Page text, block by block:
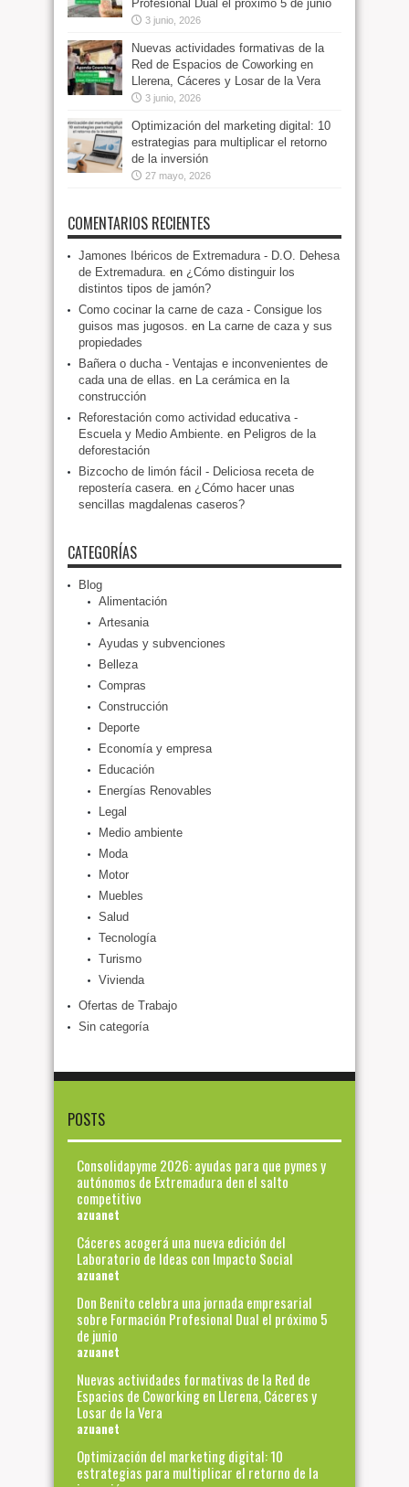
Profesional Dual el próximo 5 de junio
3 junio, 2026
Nuevas actividades formativas de la
Red de Espacios de Coworking en
Llerena, Cáceres y Losar de la Vera
3 junio, 2026
Optimización del marketing digital: 10
estrategias para multiplicar el retorno
de la inversión
27 mayo, 2026
COMENTARIOS RECIENTES
Jamones Ibéricos de Extremadura - D.O. Dehesa
de Extremadura. en ¿Cómo distinguir los
distintos tipos de jamón?
Como cocinar la carne de caza - Consigue los
guisos mas jugosos. en La carne de caza y sus
propiedades
Bañera o ducha - Ventajas e inconvenientes de
cada una de ellas. en La cerámica en la
construcción
Reforestación como actividad educativa -
Escuela y Medio Ambiente. en Peligros de la
deforestación
Bizcocho de limón fácil - Deliciosa receta de
repostería casera. en ¿Cómo hacer unas
sencillas magdalenas caseros?
CATEGORÍAS
Blog
Alimentación
Artesania
Ayudas y subvenciones
Belleza
Compras
Construcción
Deporte
Economía y empresa
Educación
Energías Renovables
Legal
Medio ambiente
Moda
Motor
Muebles
Salud
Tecnología
Turismo
Vivienda
Ofertas de Trabajo
Sin categoría
POSTS
Consolidapyme 2026: ayudas para que pymes y
autónomos de Extremadura den el salto
competitivo
azuanet
Cáceres acogerá una nueva edición del
Laboratorio de Ideas con Impacto Social
azuanet
Don Benito celebra una jornada empresarial
sobre Formación Profesional Dual el próximo 5
de junio
azuanet
Nuevas actividades formativas de la Red de
Espacios de Coworking en Llerena, Cáceres y
Losar de la Vera
azuanet
Optimización del marketing digital: 10
estrategias para multiplicar el retorno de la